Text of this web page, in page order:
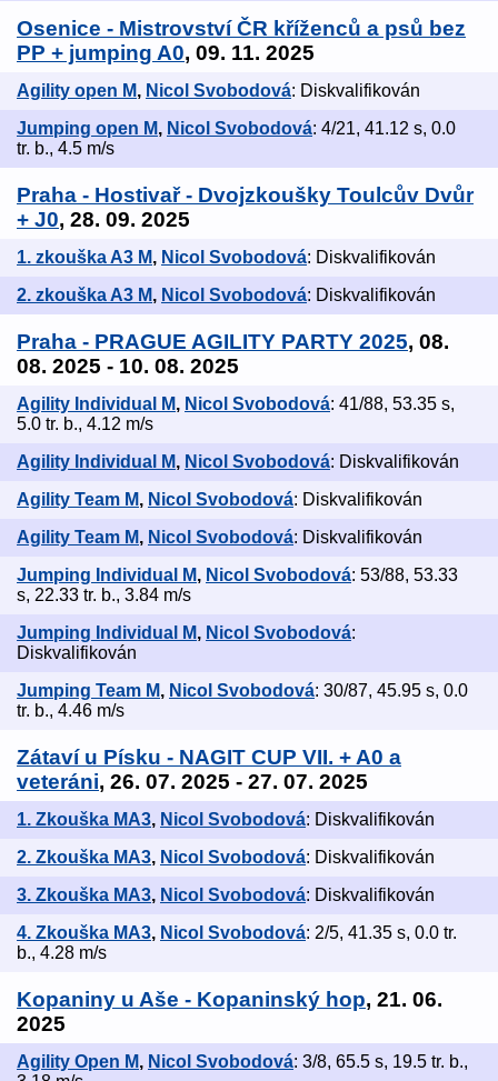
Osenice - Mistrovství ČR kříženců a psů bez
PP + jumping A0, 09. 11. 2025
Agility open M, Nicol Svobodová: Diskvalifikován
Jumping open M, Nicol Svobodová: 4/21, 41.12 s, 0.0
tr. b., 4.5 m/s
Praha - Hostivař - Dvojzkoušky Toulcův Dvůr
+ J0, 28. 09. 2025
1. zkouška A3 M, Nicol Svobodová: Diskvalifikován
2. zkouška A3 M, Nicol Svobodová: Diskvalifikován
Praha - PRAGUE AGILITY PARTY 2025, 08.
08. 2025 - 10. 08. 2025
Agility Individual M, Nicol Svobodová: 41/88, 53.35 s,
5.0 tr. b., 4.12 m/s
Agility Individual M, Nicol Svobodová: Diskvalifikován
Agility Team M, Nicol Svobodová: Diskvalifikován
Agility Team M, Nicol Svobodová: Diskvalifikován
Jumping Individual M, Nicol Svobodová: 53/88, 53.33
s, 22.33 tr. b., 3.84 m/s
Jumping Individual M, Nicol Svobodová:
Diskvalifikován
Jumping Team M, Nicol Svobodová: 30/87, 45.95 s, 0.0
tr. b., 4.46 m/s
Zátaví u Písku - NAGIT CUP VII. + A0 a
veteráni, 26. 07. 2025 - 27. 07. 2025
1. Zkouška MA3, Nicol Svobodová: Diskvalifikován
2. Zkouška MA3, Nicol Svobodová: Diskvalifikován
3. Zkouška MA3, Nicol Svobodová: Diskvalifikován
4. Zkouška MA3, Nicol Svobodová: 2/5, 41.35 s, 0.0 tr.
b., 4.28 m/s
Kopaniny u Aše - Kopaninský hop, 21. 06.
2025
Agility Open M, Nicol Svobodová: 3/8, 65.5 s, 19.5 tr. b.,